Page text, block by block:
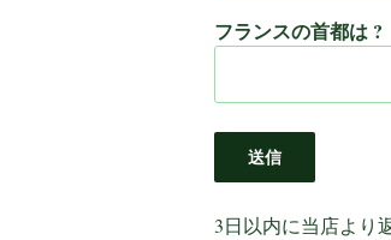
フランスの首都は ?
3日以内に当店より